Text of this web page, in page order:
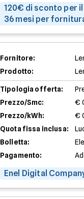
120€ di sconto per
36 mesi per
Fornitore:
Prodotto:
Tipologia offerta:
Prezzo/Smc:
€
Prezzo/kWh:
€
Quota fissa inclusa:
Bolletta:
Pagamento:
Enel Digital